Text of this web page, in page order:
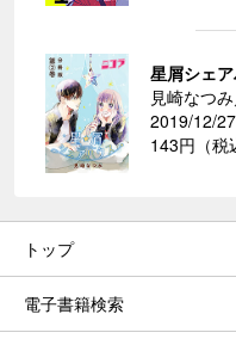
星屑シェ
見崎なつ
2019/12/27
143円（税
トップ
電子書籍検索